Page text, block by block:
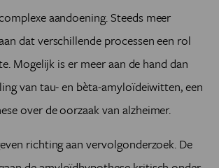
aandoening. Steeds meer
dat verschillende processen een rol
Mogelijk is er meer aan de hand dan
van tau- en bèta-amyloïdeiwitten, een
over de oorzaak van alzheimer.
richting aan vervolgonderzoek. De